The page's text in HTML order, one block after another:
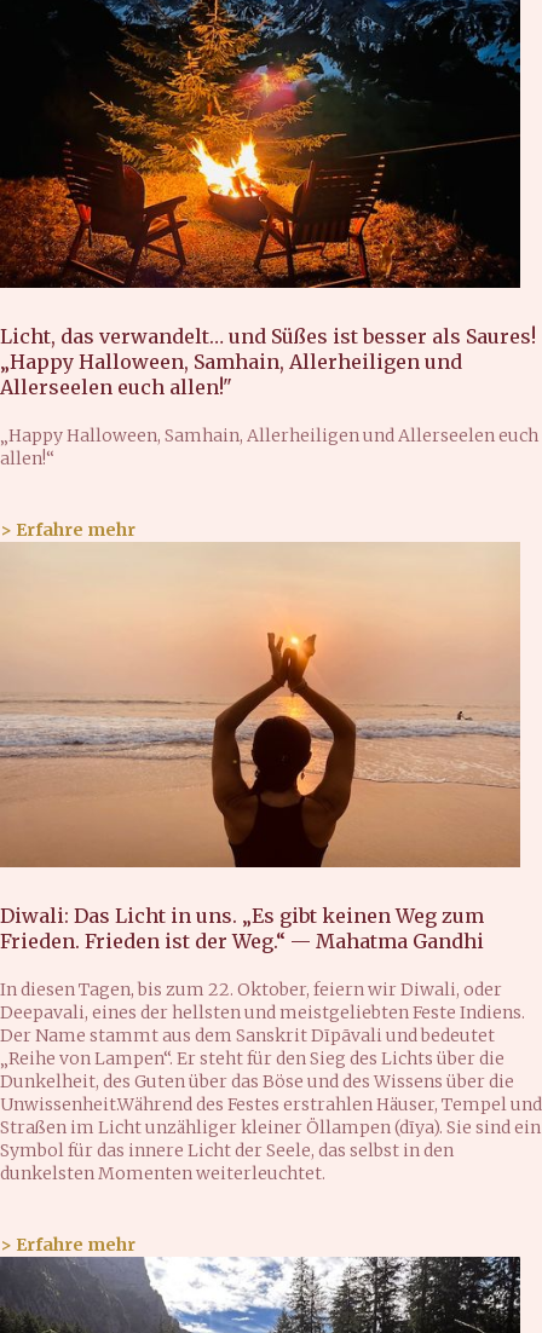
Licht, das verwandelt… und Süßes ist besser als Saures!
„Happy Halloween, Samhain, Allerheiligen und
Allerseelen euch allen!"
„Happy Halloween, Samhain, Allerheiligen und Allerseelen euch
allen!“
> Erfahre mehr
Diwali: Das Licht in uns. „Es gibt keinen Weg zum
Frieden. Frieden ist der Weg.“ — Mahatma Gandhi
In diesen Tagen, bis zum 22. Oktober, feiern wir Diwali, oder
Deepavali, eines der hellsten und meistgeliebten Feste Indiens.
Der Name stammt aus dem Sanskrit Dīpāvali und bedeutet
„Reihe von Lampen“. Er steht für den Sieg des Lichts über die
Dunkelheit, des Guten über das Böse und des Wissens über die
Unwissenheit.Während des Festes erstrahlen Häuser, Tempel und
Straßen im Licht unzähliger kleiner Öllampen (dīya). Sie sind ein
Symbol für das innere Licht der Seele, das selbst in den
dunkelsten Momenten weiterleuchtet.
> Erfahre mehr